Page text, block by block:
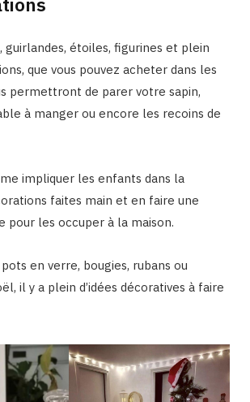
guirlandes, étoiles, figurines et plein
que vous pouvez acheter dans les
permettront de parer votre sapin,
à manger ou encore les recoins de
impliquer les enfants dans la
faites main et en faire une
pour les occuper à la maison.
en verre, bougies, rubans ou
il y a plein d’idées décoratives à faire